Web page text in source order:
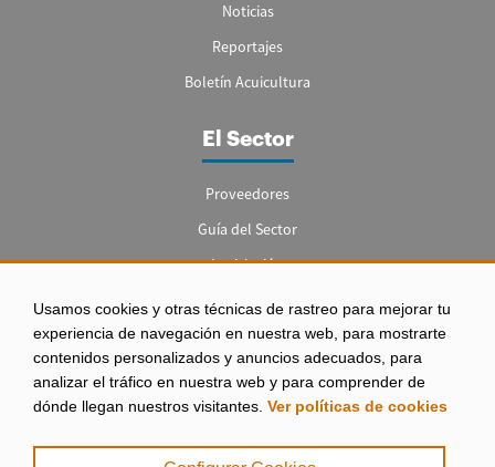
Usamos cookies y otras técnicas de rastreo para mejorar tu
experiencia de navegación en nuestra web, para mostrarte
contenidos personalizados y anuncios adecuados, para
analizar el tráfico en nuestra web y para comprender de
dónde llegan nuestros visitantes. Ver políticas de cookies
Noticias
Reportajes
Boletín Acuicultura
El Sector
Proveedores
Guía del Sector
Legislación
Empleo
Aviso legal
|